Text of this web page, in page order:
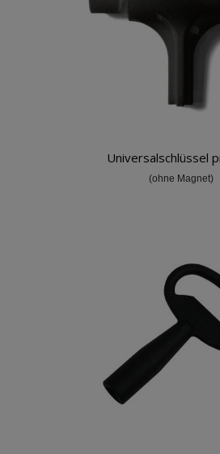
WarenkorbUniversalschlüssel
(ohne Magnet)